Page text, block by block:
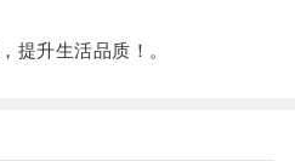
升生活品质！。